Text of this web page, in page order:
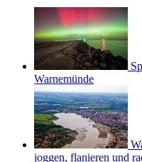
Warnemünde
joggen, flanieren und